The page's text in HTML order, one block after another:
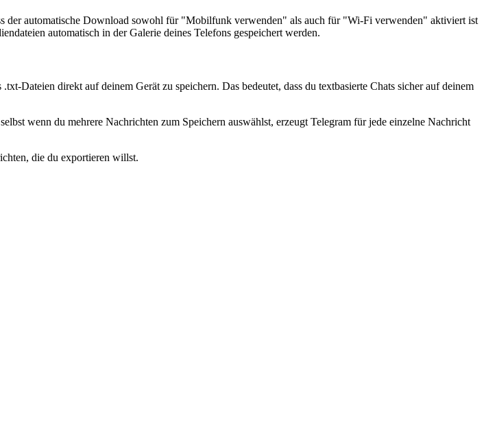
der automatische Download sowohl für "Mobilfunk verwenden" als auch für "Wi-Fi verwenden" aktiviert ist
automatisch in der Galerie deines Telefons gespeichert werden.
Dateien direkt auf deinem Gerät zu speichern. Das bedeutet, dass du textbasierte Chats sicher auf deinem
wenn du mehrere Nachrichten zum Speichern auswählst, erzeugt Telegram für jede einzelne Nachricht
die du exportieren willst.